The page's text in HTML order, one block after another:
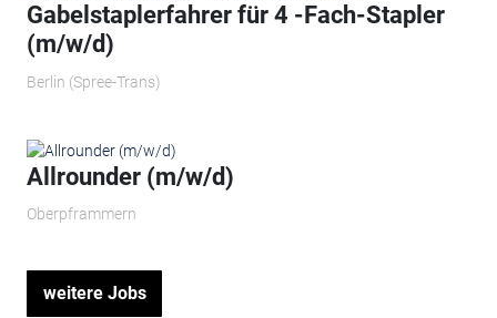
Gabelstaplerfahrer für 4 -Fach-Stapler
(m/w/d)
Berlin (Spree-Trans)
Allrounder (m/w/d)
Oberpframmern
weitere Jobs